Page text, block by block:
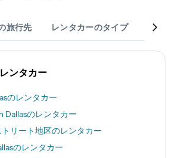
旅行先 レンタカーのタイプ 旅行
ンタカー
のレンタカー
Dallas​のレンタカー
リート地区​のレンタカー
のレンタカー